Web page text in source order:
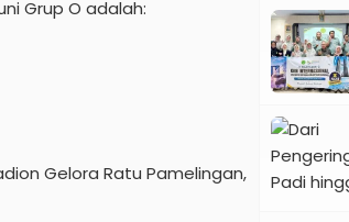
Grup O adalah:
Gelora Ratu Pamelingan,